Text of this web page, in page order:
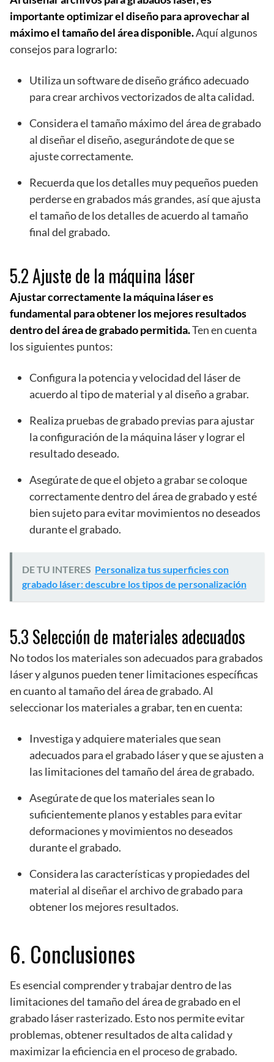
importante optimizar el diseño para aprovechar al
máximo el tamaño del área disponible.Aquí algunos
consejos para lograrlo:
Utiliza un software de diseño gráfico adecuado
para crear archivos vectorizados de alta calidad.
Considera el tamaño máximo del área de grabado
al diseñar el diseño, asegurándote de que se
ajuste correctamente.
Recuerda que los detalles muy pequeños pueden
perderse en grabados más grandes, así que ajusta
el tamaño de los detalles de acuerdo al tamaño
final del grabado.
5.2 Ajuste de la máquina láser
Ajustar correctamente la máquina láser es
fundamental para obtener los mejores resultados
dentro del área de grabado permitida.Ten en cuenta
los siguientes puntos:
Configura la potencia y velocidad del láser de
acuerdo al tipo de material y al diseño a grabar.
Realiza pruebas de grabado previas para ajustar
la configuración de la máquina láser y lograr el
resultado deseado.
Asegúrate de que el objeto a grabar se coloque
correctamente dentro del área de grabado y esté
bien sujeto para evitar movimientos no deseados
durante el grabado.
DE TU INTERES Personaliza tus superficies con
grabado láser: descubre los tipos de personalización
5.3 Selección de materiales adecuados
No todos los materiales son adecuados para grabados
láser y algunos pueden tener limitaciones específicas
en cuanto al tamaño del área de grabado. Al
seleccionar los materiales a grabar, ten en cuenta:
Investiga y adquiere materiales que sean
adecuados para el grabado láser y que se ajusten a
las limitaciones del tamaño del área de grabado.
Asegúrate de que los materiales sean lo
suficientemente planos y estables para evitar
deformaciones y movimientos no deseados
durante el grabado.
Considera las características y propiedades del
material al diseñar el archivo de grabado para
obtener los mejores resultados.
6. Conclusiones
Es esencial comprender y trabajar dentro de las
limitaciones del tamaño del área de grabado en el
grabado láser rasterizado. Esto nos permite evitar
problemas, obtener resultados de alta calidad y
maximizar la eficiencia en el proceso de grabado.